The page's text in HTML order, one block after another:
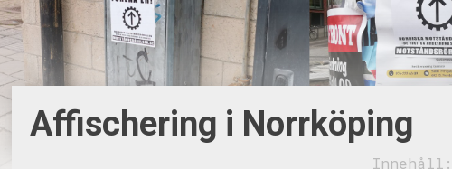
Affischering i Norrköping
Innehåll: